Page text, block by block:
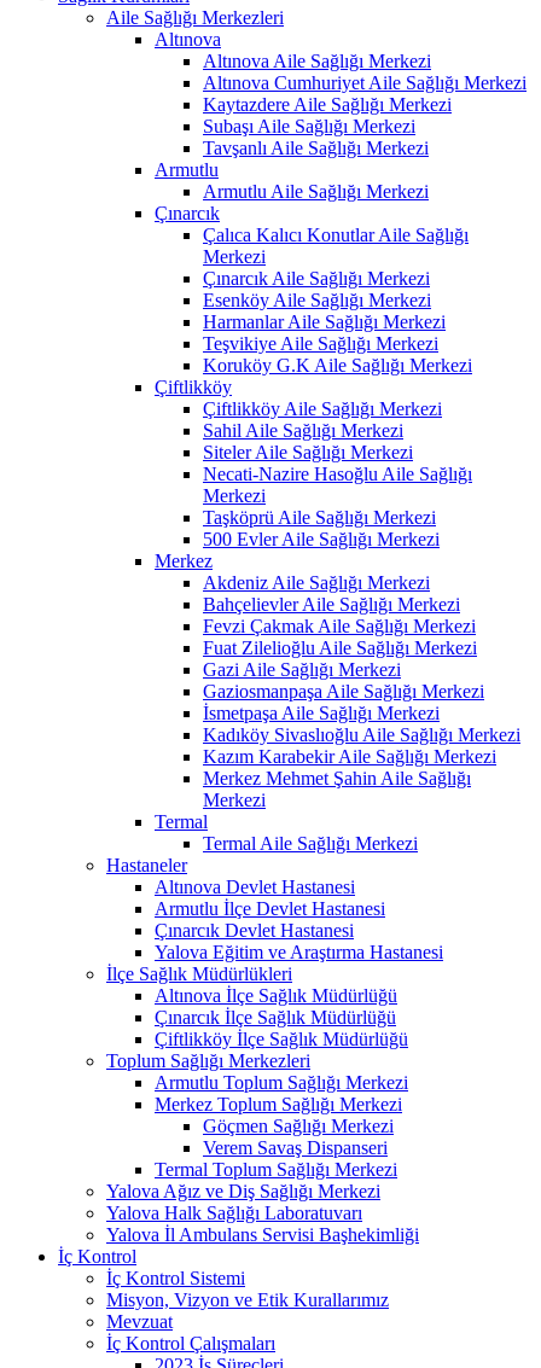
Aile Sağlığı Merkezleri
Altınova
Altınova Aile Sağlığı Merkezi
Altınova Cumhuriyet Aile Sağlığı Merkezi
Kaytazdere Aile Sağlığı Merkezi
Subaşı Aile Sağlığı Merkezi
Tavşanlı Aile Sağlığı Merkezi
Armutlu
Armutlu Aile Sağlığı Merkezi
Çınarcık
Çalıca Kalıcı Konutlar Aile Sağlığı
Merkezi
Çınarcık Aile Sağlığı Merkezi
Esenköy Aile Sağlığı Merkezi
Harmanlar Aile Sağlığı Merkezi
Teşvikiye Aile Sağlığı Merkezi
Koruköy G.K Aile Sağlığı Merkezi
Çiftlikköy
Çiftlikköy Aile Sağlığı Merkezi
Sahil Aile Sağlığı Merkezi
Siteler Aile Sağlığı Merkezi
Necati-Nazire Hasoğlu Aile Sağlığı
Merkezi
Taşköprü Aile Sağlığı Merkezi
500 Evler Aile Sağlığı Merkezi
Merkez
Akdeniz Aile Sağlığı Merkezi
Bahçelievler Aile Sağlığı Merkezi
Fevzi Çakmak Aile Sağlığı Merkezi
Fuat Zilelioğlu Aile Sağlığı Merkezi
Gazi Aile Sağlığı Merkezi
Gaziosmanpaşa Aile Sağlığı Merkezi
İsmetpaşa Aile Sağlığı Merkezi
Kadıköy Sivaslıoğlu Aile Sağlığı Merkezi
Kazım Karabekir Aile Sağlığı Merkezi
Merkez Mehmet Şahin Aile Sağlığı
Merkezi
Termal
Termal Aile Sağlığı Merkezi
Hastaneler
Altınova Devlet Hastanesi
Armutlu İlçe Devlet Hastanesi
Çınarcık Devlet Hastanesi
Yalova Eğitim ve Araştırma Hastanesi
İlçe Sağlık Müdürlükleri
Altınova İlçe Sağlık Müdürlüğü
Çınarcık İlçe Sağlık Müdürlüğü
Çiftlikköy İlçe Sağlık Müdürlüğü
Toplum Sağlığı Merkezleri
Armutlu Toplum Sağlığı Merkezi
Merkez Toplum Sağlığı Merkezi
Göçmen Sağlığı Merkezi
Verem Savaş Dispanseri
Termal Toplum Sağlığı Merkezi
Yalova Ağız ve Diş Sağlığı Merkezi
Yalova Halk Sağlığı Laboratuvarı
Yalova İl Ambulans Servisi Başhekimliği
İç Kontrol
İç Kontrol Sistemi
Misyon, Vizyon ve Etik Kurallarımız
Mevzuat
İç Kontrol Çalışmaları